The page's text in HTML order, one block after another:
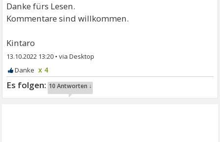
Danke fürs Lesen.
Kommentare sind willkommen.
Kintaro
13.10.2022 13:20 •
x 4
10 Antworten ↓